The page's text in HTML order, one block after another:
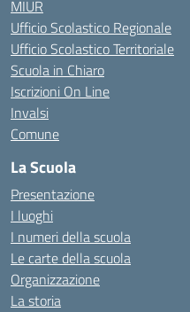
MIUR
Ufficio Scolastico Regionale
Ufficio Scolastico Territoriale
Scuola in Chiaro
Iscrizioni On Line
Invalsi
Comune
La Scuola
Presentazione
I luoghi
I numeri della scuola
Le carte della scuola
Organizzazione
La storia